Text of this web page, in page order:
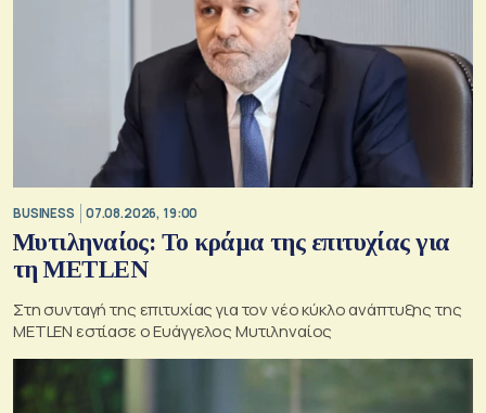
BUSINESS 07.08.2026, 19:00
Μυτιληναίος: Το κράμα της επιτυχίας για
τη METLEN
Στη συνταγή της επιτυχίας για τον νέο κύκλο ανάπτυξης της
METLEN εστίασε ο Ευάγγελος Μυτιληναίος